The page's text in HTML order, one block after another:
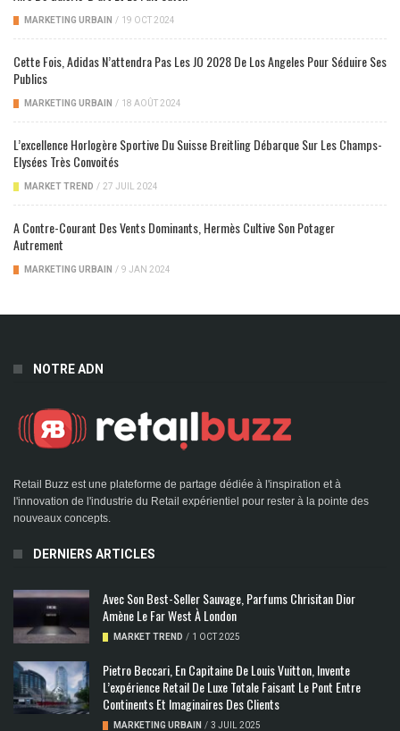
MARKETING URBAIN / 19 OCT 2024
Cette Fois, Adidas N’attendra Pas Les JO 2028 De Los Angeles Pour Séduire Ses
Publics
MARKETING URBAIN / 18 AOÛT 2024
L’excellence Horlogère Sportive Du Suisse Breitling Débarque Sur Les Champs-
Elysées Très Convoités
MARKET TREND / 27 JUIL 2024
A Contre-Courant Des Vents Dominants, Hermès Cultive Son Potager
Autrement
MARKETING URBAIN / 9 JAN 2024
NOTRE ADN
Retail Buzz est une plateforme de partage dédiée à l'inspiration et à
l'innovation de l'industrie du Retail expérientiel pour rester à la pointe des
nouveaux concepts.
DERNIERS ARTICLES
Avec Son Best-Seller Sauvage, Parfums Chrisitan Dior
Amène Le Far West À London
MARKET TREND / 1 OCT 2025
Pietro Beccari, En Capitaine De Louis Vuitton, Invente
L’expérience Retail De Luxe Totale Faisant Le Pont Entre
Continents Et Imaginaires Des Clients
MARKETING URBAIN / 3 JUIL 2025